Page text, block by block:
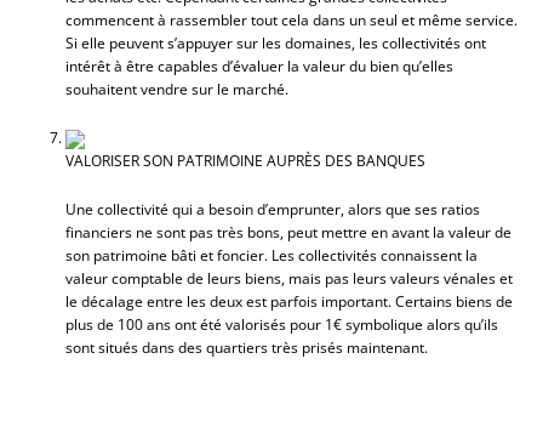
commencent à rassembler tout cela dans un seul et même service.
Si elle peuvent s’appuyer sur les domaines, les collectivités ont
intérêt à être capables d’évaluer la valeur du bien qu’elles
souhaitent vendre sur le marché.
VALORISER SON PATRIMOINE AUPRÈS DES BANQUES
Une collectivité qui a besoin d’emprunter, alors que ses ratios
financiers ne sont pas très bons, peut mettre en avant la valeur de
son patrimoine bâti et foncier. Les collectivités connaissent la
valeur comptable de leurs biens, mais pas leurs valeurs vénales et
le décalage entre les deux est parfois important. Certains biens de
plus de 100 ans ont été valorisés pour 1€ symbolique alors qu’ils
sont situés dans des quartiers très prisés maintenant.